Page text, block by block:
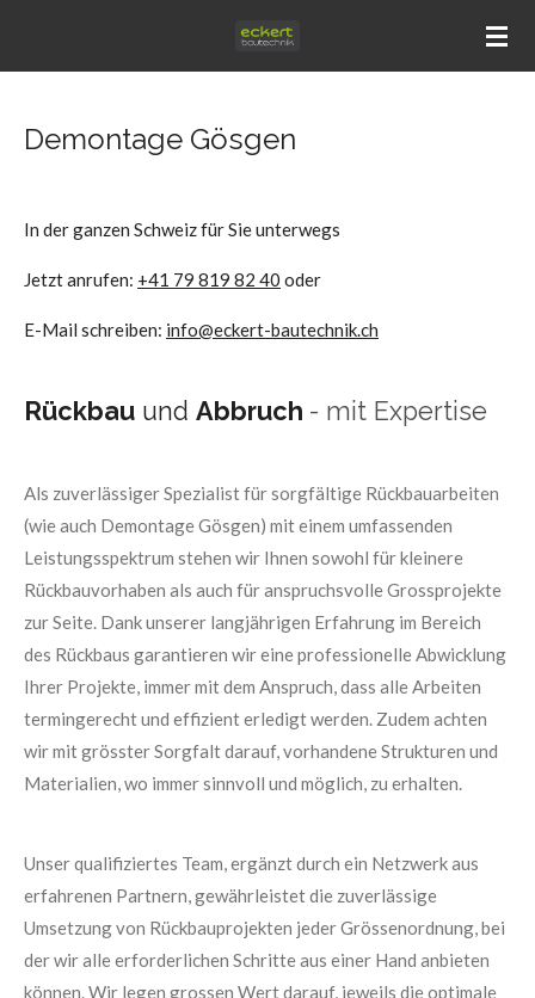
Demontage Gösgen
In der ganzen Schweiz für Sie unterwegs
Jetzt anrufen: +41 79 819 82 40 oder
E-Mail schreiben: info@eckert-bautechnik.ch
Rückbau und Abbruch - mit Expertise
Als zuverlässiger Spezialist für sorgfältige Rückbauarbeiten
(wie auch Demontage Gösgen) mit einem umfassenden
Leistungsspektrum stehen wir Ihnen sowohl für kleinere
Rückbauvorhaben als auch für anspruchsvolle Grossprojekte
zur Seite. Dank unserer langjährigen Erfahrung im Bereich
des Rückbaus garantieren wir eine professionelle Abwicklung
Ihrer Projekte, immer mit dem Anspruch, dass alle Arbeiten
termingerecht und effizient erledigt werden. Zudem achten
wir mit grösster Sorgfalt darauf, vorhandene Strukturen und
Materialien, wo immer sinnvoll und möglich, zu erhalten.
Unser qualifiziertes Team, ergänzt durch ein Netzwerk aus
erfahrenen Partnern, gewährleistet die zuverlässige
Umsetzung von Rückbauprojekten jeder Grössenordnung, bei
der wir alle erforderlichen Schritte aus einer Hand anbieten
können. Wir legen grossen Wert darauf, jeweils die optimale